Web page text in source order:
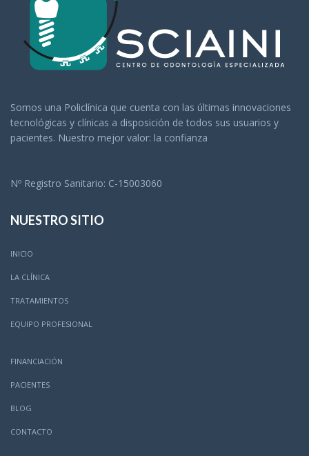
Somos una Policlínica que cuenta con las últimas innovaciones
tecnológicas y clínicas a disposición de todos sus usuarios y
pacientes. Nuestro mejor valor: la confianza
Nº Registro Sanitario: C-15003060
NUESTRO SITIO
INICIO
LA CLÍNICA
TRATAMIENTOS
EQUIPO PROFESIONAL
FINANCIACIÓN
PACIENTES
BLOG
CONTACTO